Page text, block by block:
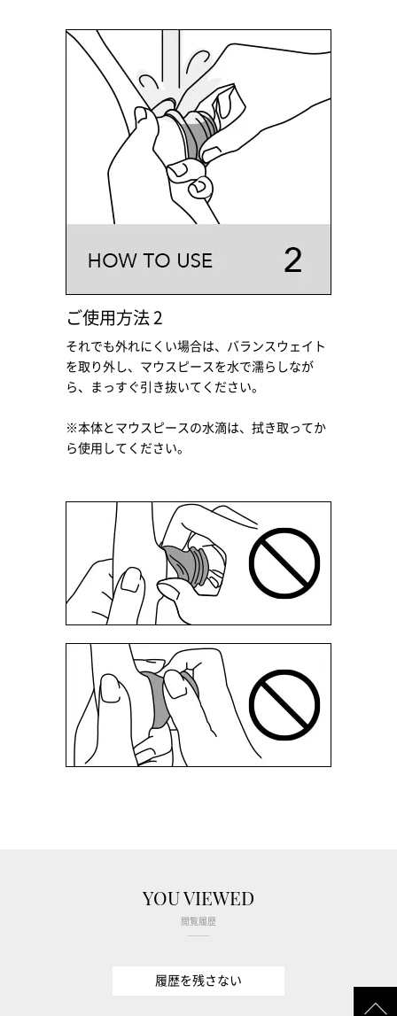
ご使用方法 2
それでも外れにくい場合は、バランスウェイト
を取り外し、マウスピースを水で濡らしなが
ら、まっすぐ引き抜いてください。
※本体とマウスピースの水滴は、拭き取ってか
ら使用してください。
YOU VIEWED
閲覧履歴
履歴を残さない